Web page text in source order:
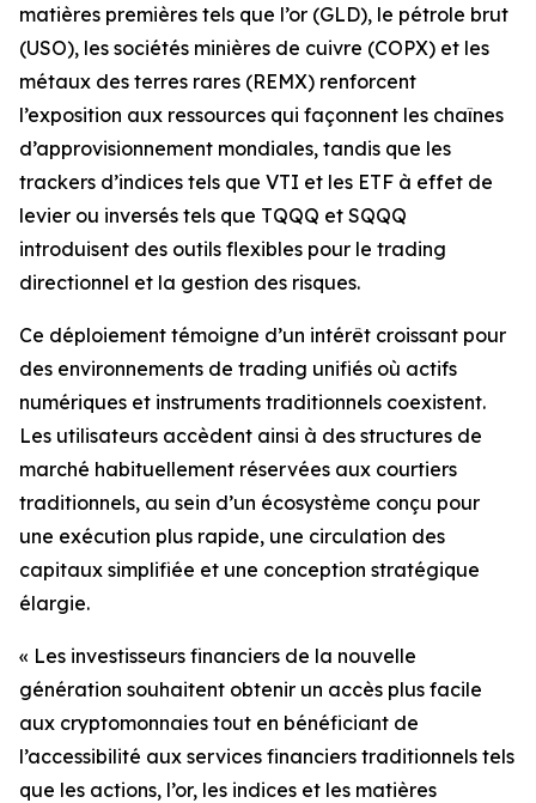
matières premières tels que l’or (GLD), le pétrole brut
(USO), les sociétés minières de cuivre (COPX) et les
métaux des terres rares (REMX) renforcent
l’exposition aux ressources qui façonnent les chaînes
d’approvisionnement mondiales, tandis que les
trackers d’indices tels que VTI et les ETF à effet de
levier ou inversés tels que TQQQ et SQQQ
introduisent des outils flexibles pour le trading
directionnel et la gestion des risques.
Ce déploiement témoigne d’un intérêt croissant pour
des environnements de trading unifiés où actifs
numériques et instruments traditionnels coexistent.
Les utilisateurs accèdent ainsi à des structures de
marché habituellement réservées aux courtiers
traditionnels, au sein d’un écosystème conçu pour
une exécution plus rapide, une circulation des
capitaux simplifiée et une conception stratégique
élargie.
« Les investisseurs financiers de la nouvelle
génération souhaitent obtenir un accès plus facile
aux cryptomonnaies tout en bénéficiant de
l’accessibilité aux services financiers traditionnels tels
que les actions, l’or, les indices et les matières